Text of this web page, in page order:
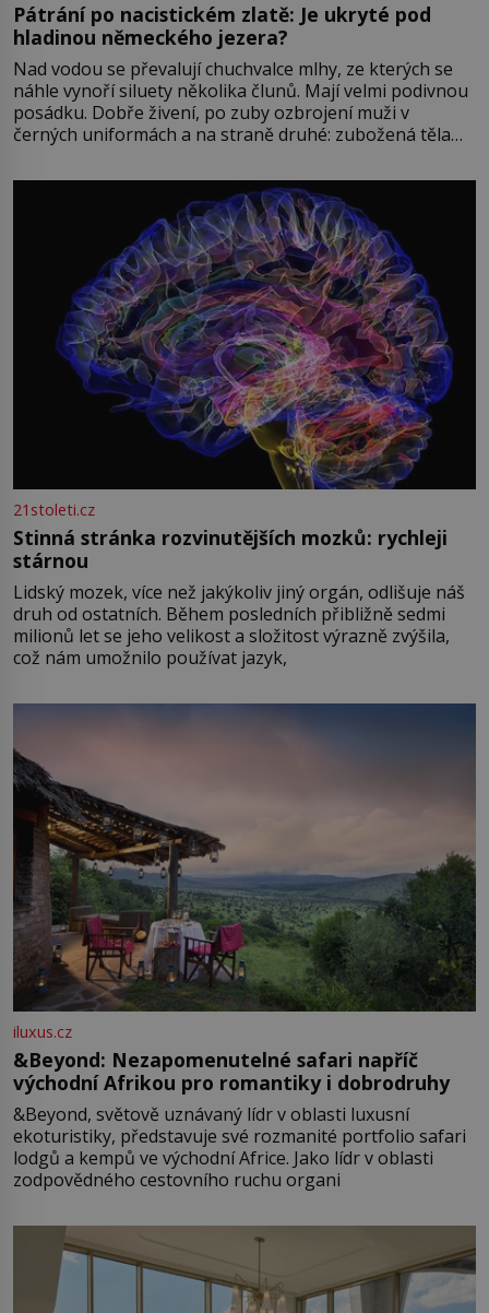
Pátrání po nacistickém zlatě: Je ukryté pod
hladinou německého jezera?
Nad vodou se převalují chuchvalce mlhy, ze kterých se
náhle vynoří siluety několika člunů. Mají velmi podivnou
posádku. Dobře živení, po zuby ozbrojení muži v
černých uniformách a na straně druhé: zubožená těla
přízračná scéna znamená? Je jaro roku 1945, druhá
světová válka se chýlí ke konci. Jezero Stolpsee
21stoleti.cz
Stinná stránka rozvinutějších mozků: rychleji
stárnou
Lidský mozek, více než jakýkoliv jiný orgán, odlišuje náš
druh od ostatních. Během posledních přibližně sedmi
milionů let se jeho velikost a složitost výrazně zvýšila,
což nám umožnilo používat jazyk,
iluxus.cz
&Beyond: Nezapomenutelné safari napříč
východní Afrikou pro romantiky i dobrodruhy
&Beyond, světově uznávaný lídr v oblasti luxusní
ekoturistiky, představuje své rozmanité portfolio safari
lodgů a kempů ve východní Africe. Jako lídr v oblasti
zodpovědného cestovního ruchu organi